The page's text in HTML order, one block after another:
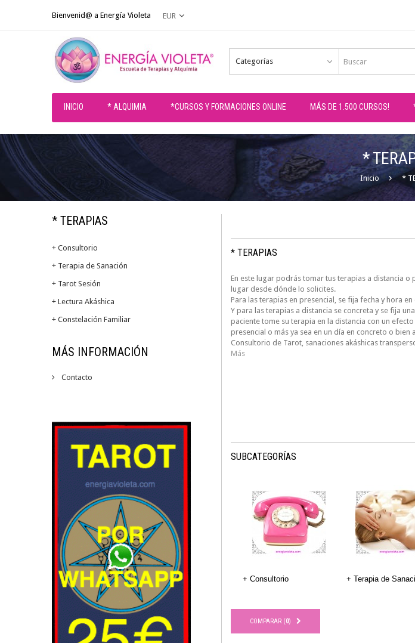
Bienvenid@ a Energía Violeta EUR
Categorías
INICIO * ALQUIMIA *CURSOS Y FORMACIONES ONLINE MÁS DE 1.500 CURSOS!
*
Inicio *
* TERAPIAS
+ Consultorio
+ Terapia de Sanación
+ Tarot Sesión
+ Lectura Akáshica
+ Constelación Familiar
MÁS INFORMACIÓN
Contacto
* TERAPIAS
En este lugar podrás tomar tus terapias a distancia o
lugar desde dónde lo solicites.
Para las terapias en presencial, se fija fecha y hora
Y para las terapias a distancia se concreta y se fija
paciente tome su terapia en la distancia con un
presencial o más ya sea en un día en concreto o bien
Consultorio de Tarot, sanaciones akáshicas
Más
SUBCATEGORÍAS
+ Consultorio + Terapia de
COMPARAR (0)